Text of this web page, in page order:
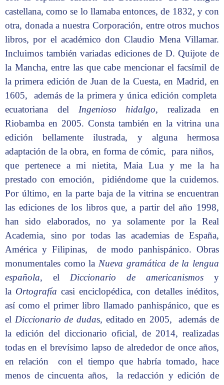
castellana, como se lo llamaba entonces, de 1832, y con
otra, donada a nuestra Corporación, entre otros muchos
libros, por el académico don Claudio Mena Villamar.
Incluimos también variadas ediciones de D. Quijote de
la Mancha, entre las que cabe mencionar el facsímil de
la primera edición de Juan de la Cuesta, en Madrid, en
1605, además de la primera y única edición completa
ecuatoriana del Ingenioso hidalgo, realizada en
Riobamba en 2005. Consta también en la vitrina una
edición bellamente ilustrada, y alguna hermosa
adaptación de la obra, en forma de cómic, para niños,
que pertenece a mi nietita, Maia Lua y me la ha
prestado con emoción, pidiéndome que la cuidemos.
Por último, en la parte baja de la vitrina se encuentran
las ediciones de los libros que, a partir del año 1998,
han sido elaborados, no ya solamente por la Real
Academia, sino por todas las academias de España,
América y Filipinas, de modo panhispánico. Obras
monumentales como laNueva gramática de la lengua
española, el Diccionario de americanismos y
la Ortografía casi enciclopédica, con detalles inéditos,
así como el primer libro llamado panhispánico, que es
el Diccionario de dudas, editado en 2005, además de
la edición del diccionario oficial, de 2014, realizadas
todas en el brevísimo lapso de alrededor de once años,
en relación con el tiempo que habría tomado, hace
menos de cincuenta años, la redacción y edición de